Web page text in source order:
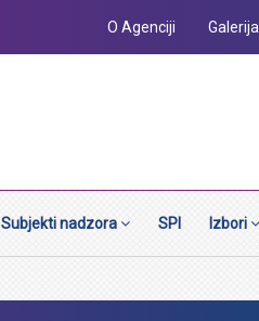
O Agenciji Galerija
Subjekti nadzora SPI Izbori